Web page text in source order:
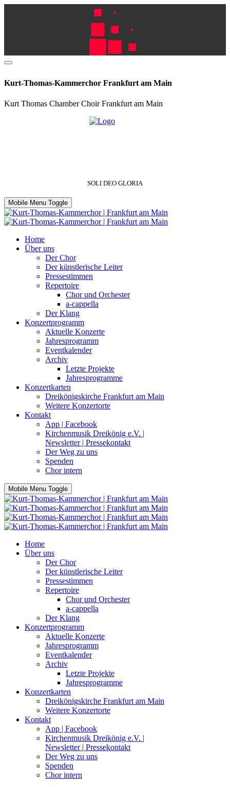
Kurt-Thomas-Kammerchor Frankfurt am Main
Kurt Thomas Chamber Choir Frankfurt am Main
SOLI DEO GLORIA
Mobile Menu Toggle
Home
Über uns
Der Chor
Der künstlerische Leiter
Pressestimmen
Repertoire
Chor und Orchester
a-cappella
Der Klang
Konzertprogramm
Aktuelle Konzerte
Jahresprogramm
Eventkalender
Archiv
Letzte Projekte
Jahresprogramme
Konzertkarten
Dreikönigskirche Frankfurt am Main
Weitere Konzertorte
Kontakt
App | Facebook
Kirchenmusik Dreikönig e.V. |
Newsletter | Pressekontakt
Der Weg zu uns
Spenden
Chor intern
Mobile Menu Toggle
Home
Über uns
Der Chor
Der künstlerische Leiter
Pressestimmen
Repertoire
Chor und Orchester
a-cappella
Der Klang
Konzertprogramm
Aktuelle Konzerte
Jahresprogramm
Eventkalender
Archiv
Letzte Projekte
Jahresprogramme
Konzertkarten
Dreikönigskirche Frankfurt am Main
Weitere Konzertorte
Kontakt
App | Facebook
Kirchenmusik Dreikönig e.V. |
Newsletter | Pressekontakt
Der Weg zu uns
Spenden
Chor intern